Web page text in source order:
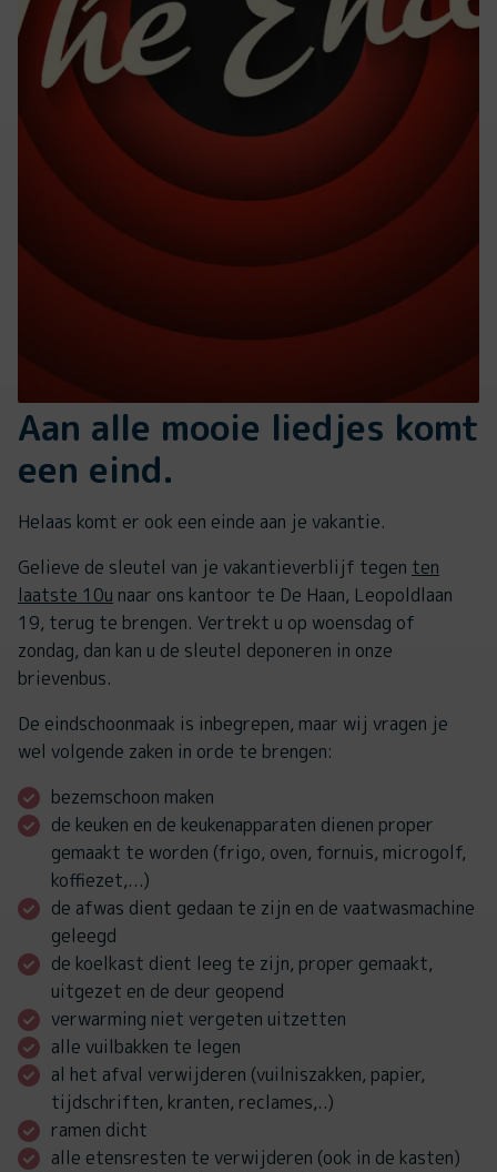
Aan alle mooie liedjes komt
een eind.
Helaas komt er ook een einde aan je vakantie.
Gelieve de sleutel van je vakantieverblijf tegen ten
laatste 10u naar ons kantoor te De Haan, Leopoldlaan
19, terug te brengen. Vertrekt u op woensdag of
zondag, dan kan u de sleutel deponeren in onze
brievenbus.
De eindschoonmaak is inbegrepen, maar wij vragen je
wel volgende zaken in orde te brengen:
bezemschoon maken
de keuken en de keukenapparaten dienen proper
gemaakt te worden (frigo, oven, fornuis, microgolf,
koffiezet,...)
de afwas dient gedaan te zijn en de vaatwasmachine
geleegd
de koelkast dient leeg te zijn, proper gemaakt,
uitgezet en de deur geopend
verwarming niet vergeten uitzetten
alle vuilbakken te legen
al het afval verwijderen (vuilniszakken, papier,
tijdschriften, kranten, reclames,..)
ramen dicht
alle etensresten te verwijderen (ook in de kasten)